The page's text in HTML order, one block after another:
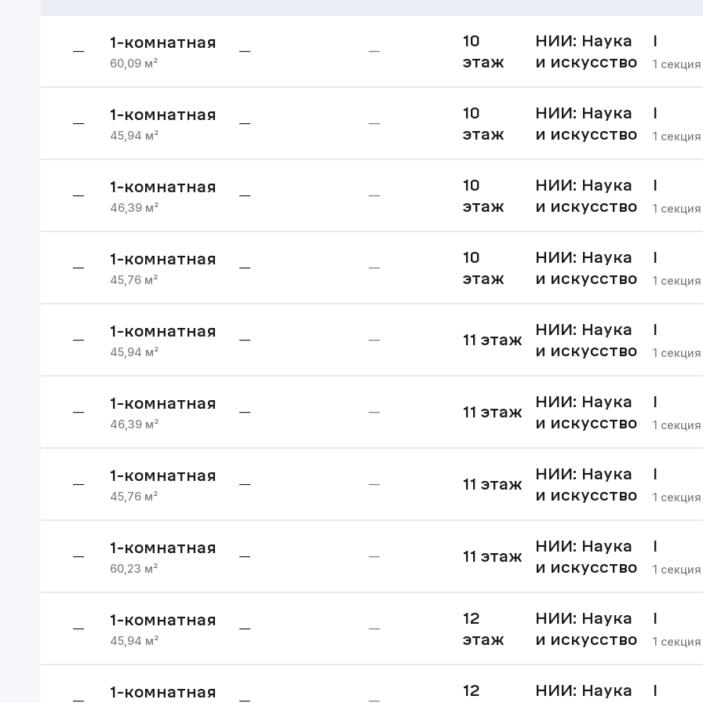
— 1-комнатная
60,09 м²
— —
10
этаж
НИИ: Наука
и искусство
I
1 секция
— 1-комнатная
45,94 м²
— —
10
этаж
НИИ: Наука
и искусство
I
1 секция
— 1-комнатная
46,39 м²
— —
10
этаж
НИИ: Наука
и искусство
I
1 секция
— 1-комнатная
45,76 м²
— —
10
этаж
НИИ: Наука
и искусство
I
1 секция
— 1-комнатная
45,94 м²
— — 11 этаж
НИИ: Наука
и искусство
I
1 секция
— 1-комнатная
46,39 м²
— — 11 этаж
НИИ: Наука
и искусство
I
1 секция
— 1-комнатная
45,76 м²
— — 11 этаж
НИИ: Наука
и искусство
I
1 секция
— 1-комнатная
60,23 м²
— — 11 этаж
НИИ: Наука
и искусство
I
1 секция
— 1-комнатная
45,94 м²
— —
12
этаж
НИИ: Наука
и искусство
I
1 секция
— 1-комнатная — —
12
НИИ: Наука
I